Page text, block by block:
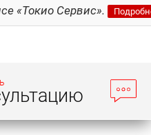
«Токио Сервис».